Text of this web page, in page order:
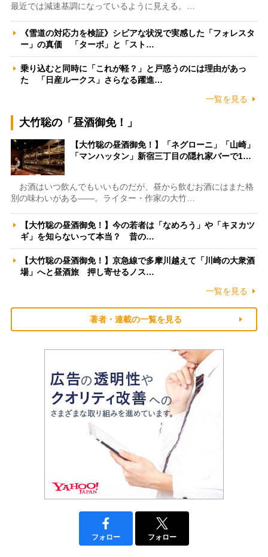
最近では減速基調になっているように見える。…
《雪道の対応力を検証》シビアな状況で実感した「フォレスタ
ー」の真価 「ターボ」と「スト…
乗り込むと同時に「これが軽？」と戸惑うのには理由があっ
た 「日産ルークス」さらなる躍進…
一覧を見る
大竹聡の「昼酒御免！」
【大竹聡の昼酒御免！】「ネグローニ」「山崎」
「マンハッタン」新宿三丁目の隠れ家バーで1…
お酒はいつ飲んでもいいものだが、昼から飲むお酒にはまた格
別の味わいがある――。ライター・作家の大竹…
【大竹聡の昼酒御免！】今の若者は「なめろう」や「キヌカツ
ギ」を知らないって本当？ 昔の…
【大竹聡の昼酒御免！】京急線で多摩川越えて「川崎の大衆酒
場」へと昼酒旅 押し寄せるノス…
一覧を見る
著者・連載の一覧を見る
フォロー フォロー